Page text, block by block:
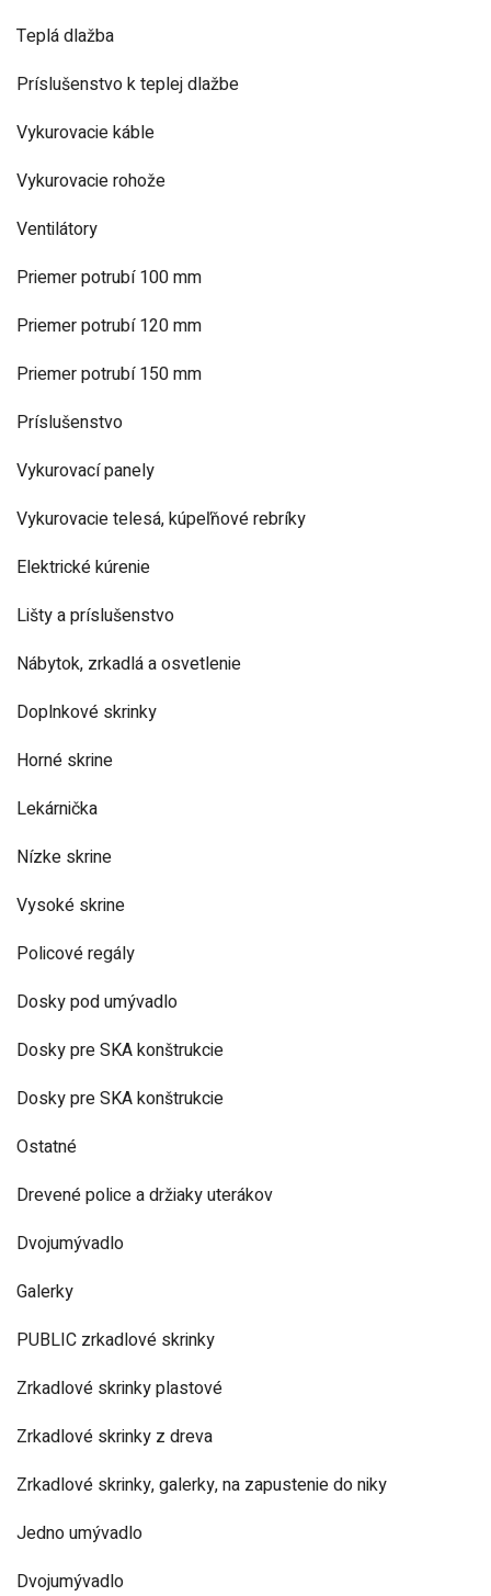
Teplá dlažba
Príslušenstvo k teplej dlažbe
Vykurovacie káble
Vykurovacie rohože
Ventilátory
Priemer potrubí 100 mm
Priemer potrubí 120 mm
Priemer potrubí 150 mm
Príslušenstvo
Vykurovací panely
Vykurovacie telesá, kúpeľňové rebríky
Elektrické kúrenie
Lišty a príslušenstvo
Nábytok, zrkadlá a osvetlenie
Doplnkové skrinky
Horné skrine
Lekárnička
Nízke skrine
Vysoké skrine
Policové regály
Dosky pod umývadlo
Dosky pre SKA konštrukcie
Dosky pre SKA konštrukcie
Ostatné
Drevené police a držiaky uterákov
Dvojumývadlo
Galerky
PUBLIC zrkadlové skrinky
Zrkadlové skrinky plastové
Zrkadlové skrinky z dreva
Zrkadlové skrinky, galerky, na zapustenie do niky
Jedno umývadlo
Dvojumývadlo